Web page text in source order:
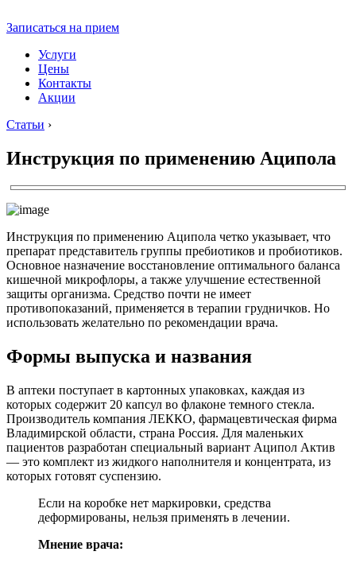
Записаться на прием
Услуги
Цены
Контакты
Акции
Статьи ›
Инструкция по применению Аципола
Инструкция по применению Аципола четко указывает, что
препарат представитель группы пребиотиков и пробиотиков.
Основное назначение восстановление оптимального баланса
кишечной микрофлоры, а также улучшение естественной
защиты организма. Средство почти не имеет
противопоказаний, применяется в терапии грудничков. Но
использовать желательно по рекомендации врача.
Формы выпуска и названия
В аптеки поступает в картонных упаковках, каждая из
которых содержит 20 капсул во флаконе темного стекла.
Производитель компания ЛЕККО, фармацевтическая фирма
Владимирской области, страна Россия. Для маленьких
пациентов разработан специальный вариант Аципол Актив
— это комплект из жидкого наполнителя и концентрата, из
которых готовят суспензию.
Если на коробке нет маркировки, средства
деформированы, нельзя применять в лечении.
Мнение врача: